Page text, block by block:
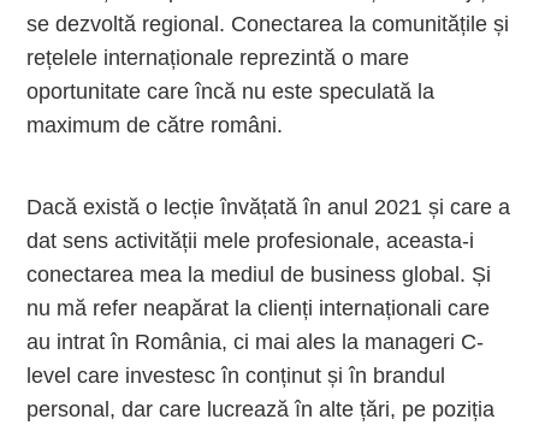
se dezvoltă regional. Conectarea la comunitățile și
rețelele internaționale reprezintă o mare
oportunitate care încă nu este speculată la
maximum de către români.
Dacă există o lecție învățată în anul 2021 și care a
dat sens activității mele profesionale, aceasta-i
conectarea mea la mediul de business global. Și
nu mă refer neapărat la clienți internaționali care
au intrat în România, ci mai ales la manageri C-
level care investesc în conținut și în brandul
personal, dar care lucrează în alte țări, pe poziția